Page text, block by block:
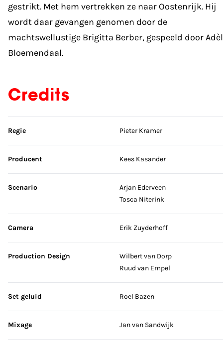
gestrikt. Met hem vertrekken ze naar Oostenrijk. Hij
wordt daar gevangen genomen door de
machtswellustige Brigitta Berber, gespeeld door
Bloemendaal.
Credits
Sla credits over
Regie Pieter Kramer
Producent Kees Kasander
Scenario
Arjan Ederveen
Tosca Niterink
Camera Erik Zuyderhoff
Production Design
Wilbert van Dorp
Ruud van Empel
Set geluid Roel Bazen
Mixage Jan van Sandwijk